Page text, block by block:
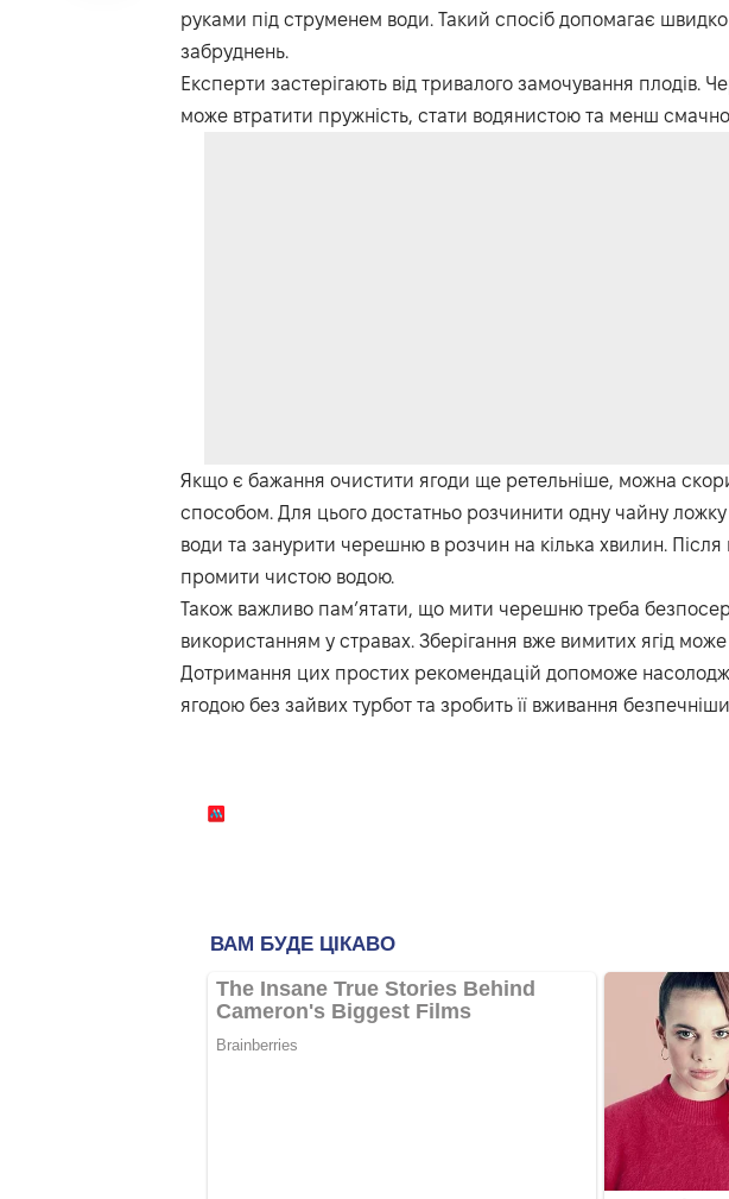
руками під струменем води. Такий спосіб допомагає швидко
забруднень.
Експерти застерігають від тривалого замочування плодів.
може втратити пружність, стати водянистою та менш
Якщо є бажання очистити ягоди ще ретельніше, можна
способом. Для цього достатньо розчинити одну чайну
води та занурити черешню в розчин на кілька хвилин. Після
промити чистою водою.
Також важливо пам’ятати, що мити черешню треба
використанням у стравах. Зберігання вже вимитих ягід
Дотримання цих простих рекомендацій допоможе
ягодою без зайвих турбот та зробить її вживання